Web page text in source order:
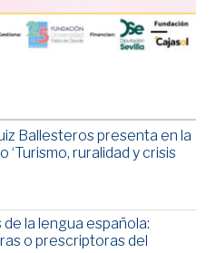
Ballesteros presenta en la
‘Turismo, ruralidad y crisis
de la lengua española:
o prescriptoras del